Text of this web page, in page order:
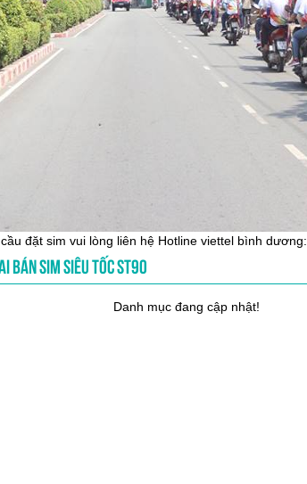
đặt sim vui lòng liên hệ Hotline viettel bình dương:
BÁN SIM SIÊU TỐC ST90
Danh mục đang cập nhật!